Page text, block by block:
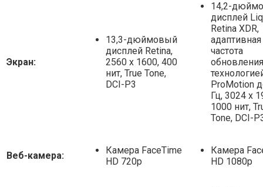
Экран:
13,3-дюймовый
дисплей Retina,
2560 x 1600, 400
нит, True Tone,
DCI-P3
14,2-
дисплей
Retina XDR,
адаптивная
частота
ProMotion
Гц, 3024 x
1000 нит,
Tone, DCI-
Веб-камера:
Камера FaceTime
HD 720p
Камера
HD 1080p